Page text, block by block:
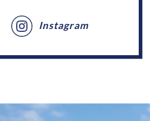
Instagram